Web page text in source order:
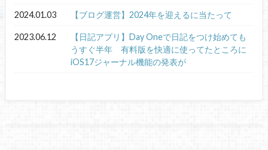
2024.01.03 【ブログ運営】2024年を迎えるに当たって
2023.06.12
【日記アプリ】Day Oneで日記をつけ始めても
うすぐ半年 有料版を快適に使ってたところに
iOS17ジャーナル機能の発表が